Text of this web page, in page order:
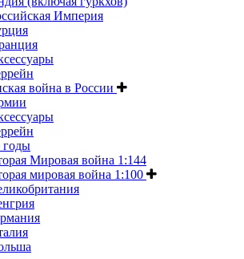
Империя
война в России
годы
Мировая война 1:144
мировая война 1:100